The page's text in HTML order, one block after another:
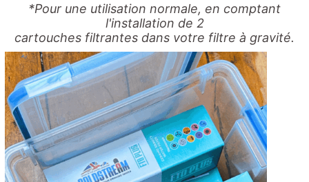
*Pour une utilisation normale, en comptant
l'installation de 2
cartouches filtrantes dans votre filtre à gravité.